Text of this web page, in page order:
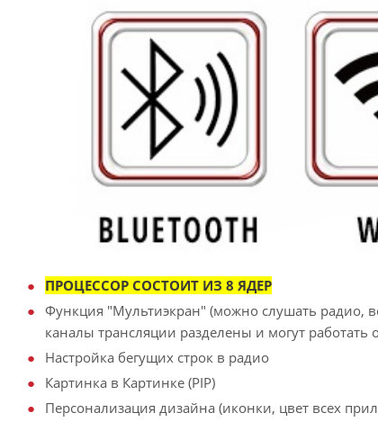
ПРОЦЕССОР СОСТОИТ ИЗ 8 ЯДЕР
Функция "Мультиэкран" (можно слушать радио,
каналы трансляции разделены и могут
Настройка бегущих строк в радио
Картинка в Картинке (PIP)
Персонализация дизайна (иконки, цвет всех